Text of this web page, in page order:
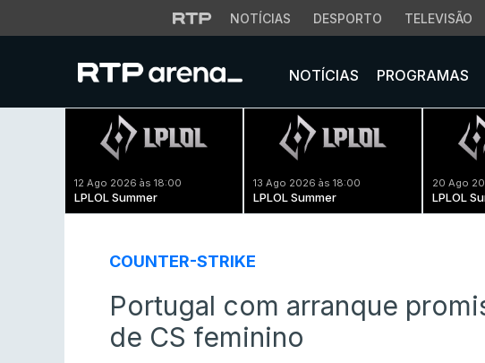
NOTÍCIAS DESPORTO TELEVISÃO
NOTÍCIAS PROGRAMAS
12 Ago 2026 às 18:00
LPLOL Summer
13 Ago 2026 às 18:00
LPLOL Summer
20 Ago
LPLOL
COUNTER-STRIKE
Portugal com arranque
de CS feminino